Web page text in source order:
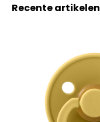
Recente artikelen